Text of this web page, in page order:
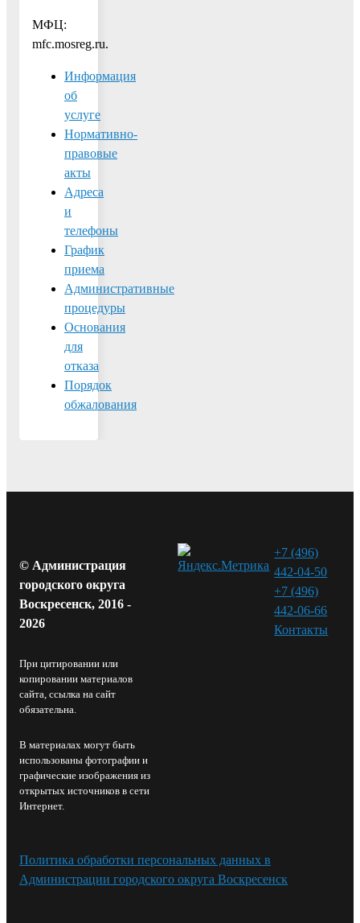
МФЦ:
mfc.mosreg.ru.
Информация
об
услуге
Нормативно-
правовые
акты
Адреса
и
телефоны
График
приема
Административные
процедуры
Основания
для
отказа
Порядок
обжалования
© Администрация
городского округа
Воскресенск, 2016 -
2026
При цитировании или
копировании материалов
сайта, ссылка на сайт
обязательна.
В материалах могут быть
использованы фотографии и
графические изображения из
открытых источников в сети
Интернет.
+7 (496)
442-04-50
+7 (496)
442-06-66
Контакты⁠
Политика обработки персональных данных в
Администрации городского округа Воскресенск